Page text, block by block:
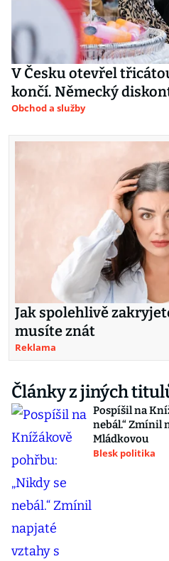
V Česku otevřel
končí. Německý
Obchod a služby
Jak spolehlivě
musíte znát
Reklama
Články z jiných
Pospíšil na
nebál.“ Zmínil
Mládkovou
Blesk politika